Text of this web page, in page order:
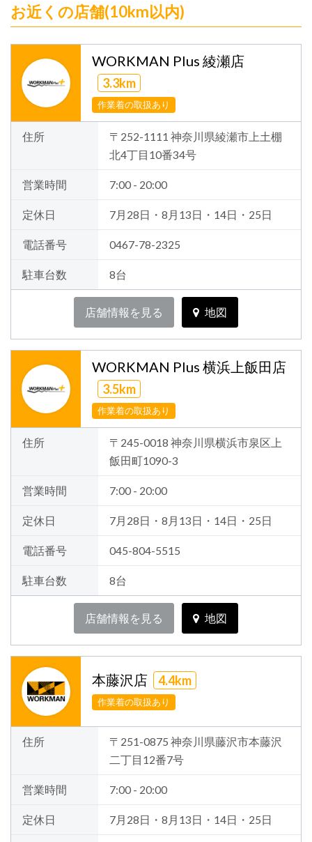
お近くの店舗(10km以内)
WORKMAN Plus 綾瀬店
3.3km
作業着の取扱あり
住所
〒252-1111 神奈川県綾瀬市上土棚
北4丁目10番34号
営業時間 7:00 - 20:00
定休日 7月28日・8月13日・14日・25日
電話番号 0467-78-2325
駐車台数 8台
店舗情報を見る 地図
WORKMAN Plus 横浜上飯田店
3.5km
作業着の取扱あり
住所
〒245-0018 神奈川県横浜市泉区上
飯田町1090-3
営業時間 7:00 - 20:00
定休日 7月28日・8月13日・14日・25日
電話番号 045-804-5515
駐車台数 8台
店舗情報を見る 地図
本藤沢店 4.4km
作業着の取扱あり
住所
〒251-0875 神奈川県藤沢市本藤沢
二丁目12番7号
営業時間 7:00 - 20:00
定休日 7月28日・8月13日・14日・25日